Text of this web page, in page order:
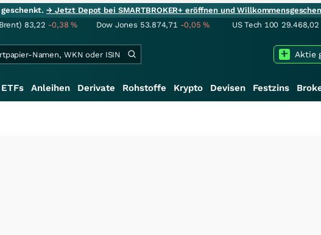
geschenkt.→ Jetzt Depot bei SMARTBROKER+ eröffnen und
83,22 -0,38% Dow Jones 53.874,71 -0,05% US Tech 100 29.468,02
Aktie
ETFs Anleihen Derivate Rohstoffe Krypto Devisen Festzins